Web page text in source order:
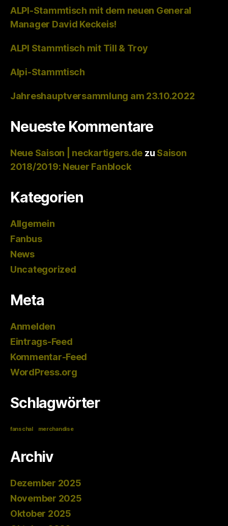
ALPI-Stammtisch mit dem neuen General
Manager David Keckeis!
ALPI Stammtisch mit Till & Troy
Alpi-Stammtisch
Jahreshauptversammlung am 23.10.2022
Neueste Kommentare
Neue Saison | neckartigers.de zu Saison
2018/2019: Neuer Fanblock
Kategorien
Allgemein
Fanbus
News
Uncategorized
Meta
Anmelden
Eintrags-Feed
Kommentar-Feed
WordPress.org
Schlagwörter
fanschal merchandise
Archiv
Dezember 2025
November 2025
Oktober 2025